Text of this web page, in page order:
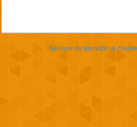
Servicio de atención al cliente